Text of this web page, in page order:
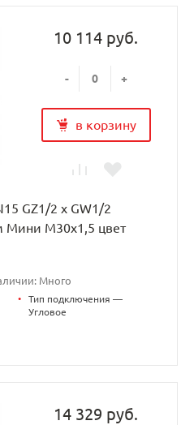
10 114 руб.
- +
в корзину
GZ1/2 x GW1/2
Мини M30x1,5 цвет
Много
•
Тип подключения —
Угловое
14 329 руб.